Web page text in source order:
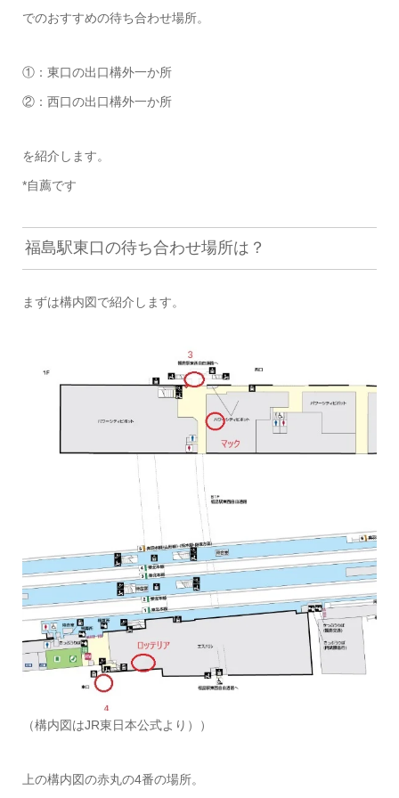
でのおすすめの待ち合わせ場所。
①：東口の出口構外一か所
②：西口の出口構外一か所
を紹介します。
*自薦です
福島駅東口の待ち合わせ場所は？
まずは構内図で紹介します。
（構内図はJR東日本公式より））
上の構内図の赤丸の4番の場所。